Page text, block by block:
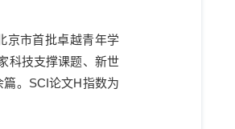
京市首批卓越青年学
科技支撑课题、新世
。 SCI论文H指数为